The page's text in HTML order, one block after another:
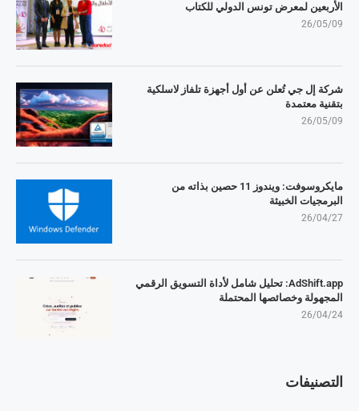
الأربعين لمعرض تونس الدولي للكتاب
26/05/09
شركة إل جي تُعلن عن أول أجهزة تلفاز لاسلكية
بتقنية معتمدة
26/05/09
مايكروسوفت: ويندوز 11 حصين بذاته من
البرمجيات الخبيثة
26/04/27
AdShift.app: تحليل شامل لأداة التسويق الرقمي
المجهولة وخصائصها المحتملة
26/04/24
التصنيفات